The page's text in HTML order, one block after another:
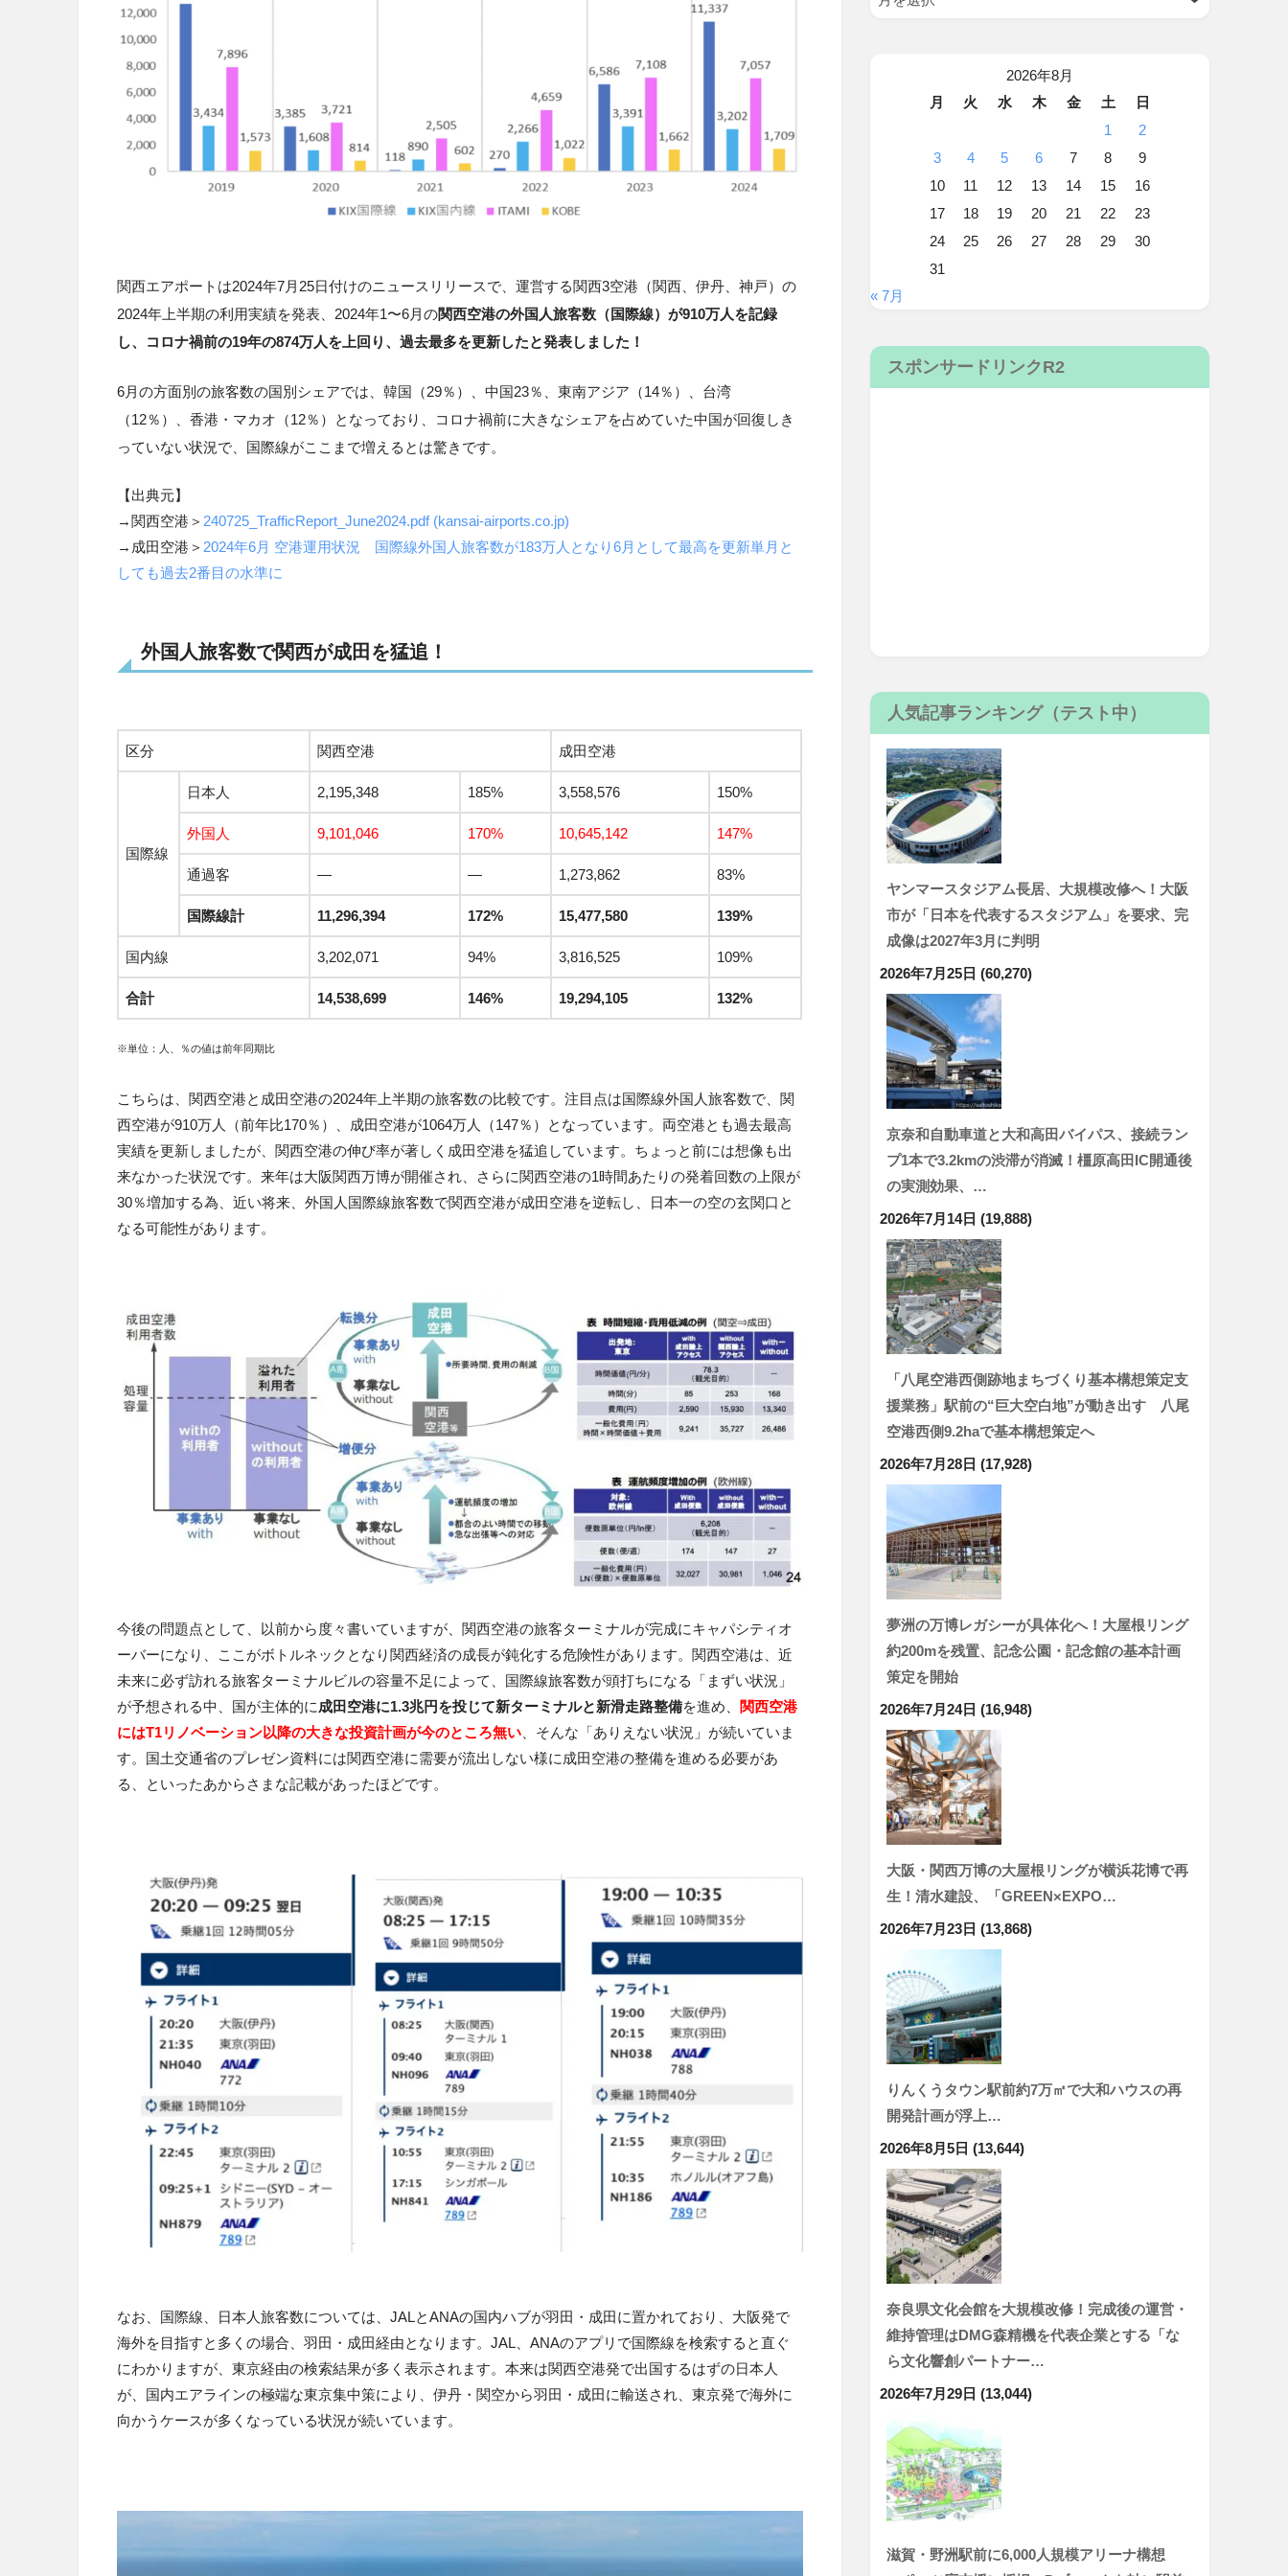
関西エアポートは2024年7月25日付けのニュースリリースで、運営する関西3空港（関西、伊丹、神戸）の
2024年上半期の利用実績を発表、2024年1〜6月の関西空港の外国人旅客数（国際線）が910万人を記録
し、コロナ禍前の19年の874万人を上回り、過去最多を更新したと発表しました！
6月の方面別の旅客数の国別シェアでは、韓国（29％）、中国23％、東南アジア（14％）、台湾
（12％）、香港・マカオ（12％）となっており、コロナ禍前に大きなシェアを占めていた中国が回復しき
っていない状況で、国際線がここまで増えるとは驚きです。
【出典元】
→関西空港＞ 240725_TrafficReport_June2024.pdf (kansai-airports.co.jp)
→成田空港＞ 2024年6月 空港運用状況 国際線外国人旅客数が183万人となり6月として最高を更新単月と
しても過去2番目の水準に
外国人旅客数で関西が成田を猛追！
区分 関西空港 成田空港
国際線
日本人 2,195,348 185% 3,558,576 150%
外国人 9,101,046 170% 10,645,142 147%
通過客 — — 1,273,862 83%
国際線計 11,296,394 172% 15,477,580 139%
国内線 3,202,071 94% 3,816,525 109%
合計 14,538,699 146% 19,294,105 132%
※単位：人、 ％の値は前年同期比
こちらは、関西空港と成田空港の2024年上半期の旅客数の比較です。注目点は国際線外国人旅客数で、関
西空港が910万人（前年比170％）、成田空港が1064万人（147％）となっています。両空港とも過去最高
実績を更新しましたが、関西空港の伸び率が著しく成田空港を猛追しています。ちょっと前には想像も出
来なかった状況です。来年は大阪関西万博が開催され、さらに関西空港の1時間あたりの発着回数の上限が
30％増加する為、近い将来、外国人国際線旅客数で関西空港が成田空港を逆転し、日本一の空の玄関口と
なる可能性があります。
今後の問題点として、以前から度々書いていますが、関西空港の旅客ターミナルが完成にキャパシティオ
ーバーになり、ここがボトルネックとなり関西経済の成長が鈍化する危険性があります。関西空港は、近
未来に必ず訪れる旅客ターミナルビルの容量不足によって、国際線旅客数が頭打ちになる「まずい状況」
が予想される中、国が主体的に成田空港に1.3兆円を投じて新ターミナルと新滑走路整備を進め、
関西空港
にはT1リノベーション以降の大きな投資計画が今のところ無い 、そんな「ありえない状況」が続いていま
す。国土交通省のプレゼン資料には関西空港に需要が流出しない様に成田空港の整備を進める必要があ
る、といったあからさまな記載があったほどです。
なお、国際線、日本人旅客数については、JALとANAの国内ハブが羽田・成田に置かれており、大阪発で
海外を目指すと多くの場合、羽田・成田経由となります。JAL、ANAのアプリで国際線を検索すると直ぐ
にわかりますが、東京経由の検索結果が多く表示されます。本来は関西空港発で出国するはずの日本人
が、国内エアラインの極端な東京集中策により、伊丹・関空から羽田・成田に輸送され、東京発で海外に
向かうケースが多くなっている状況が続いています。
2026年8月
月
火 水 木 金 土
日
1
2
3
4 5 6 7 8
9
10
11 12 13 14 15
16
17
18 19 20 21 22
23
24
25 26 27 28 29
30
31
« 7月
スポンサードリンクR2
人気記事ランキング（テスト中）
ヤンマースタジアム長居、大規模改修へ！大阪
市が「日本を代表するスタジアム」を要求、完
成像は2027年3月に判明
2026年7月25日 (60,270)
京奈和自動車道と大和高田バイパス、接続ラン
プ1本で3.2kmの渋滞が消滅！橿原高田IC開通後
の実測効果、…
2026年7月14日 (19,888)
「八尾空港西側跡地まちづくり基本構想策定支
援業務」駅前の“巨大空白地”が動き出す 八尾
空港西側9.2haで基本構想策定へ
2026年7月28日 (17,928)
夢洲の万博レガシーが具体化へ！大屋根リング
約200mを残置、記念公園・記念館の基本計画
策定を開始
2026年7月24日 (16,948)
大阪・関西万博の大屋根リングが横浜花博で再
生！清水建設、「GREEN×EXPO…
2026年7月23日 (13,868)
りんくうタウン駅前約7万㎡で大和ハウスの再
開発計画が浮上…
2026年8月5日 (13,644)
奈良県文化会館を大規模改修！完成後の運営・
維持管理はDMG森精機を代表企業とする「な
ら文化響創パートナー…
2026年7月29日 (13,044)
滋賀・野洲駅前に6,000人規模アリーナ構想